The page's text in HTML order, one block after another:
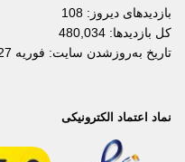
بازدیدهای دیروز: 108
کل بازدیدها: 480,034
تاریخ به‌روزشدن سایت: فوریه 27, 2022
نماد اعتماد الکترونیکی